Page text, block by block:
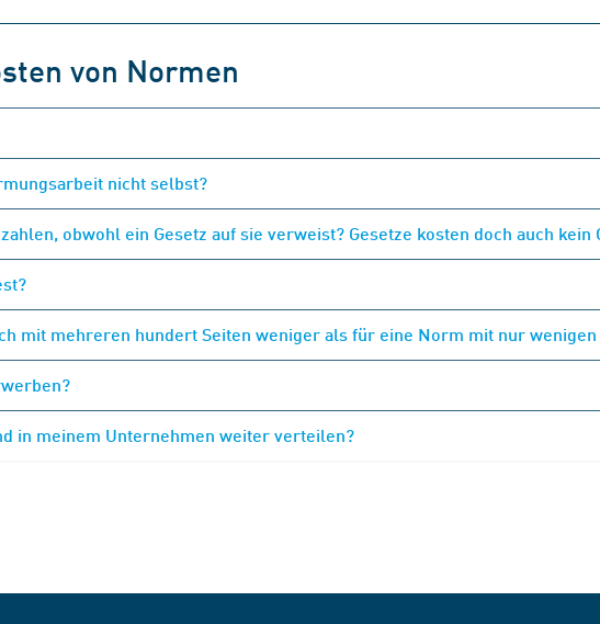
von Normen
nicht selbst?
obwohl ein Gesetz auf sie verweist? Gesetze kosten doch auch kein
mit mehreren hundert Seiten weniger als für eine Norm mit nur wenigen
in meinem Unternehmen weiter verteilen?